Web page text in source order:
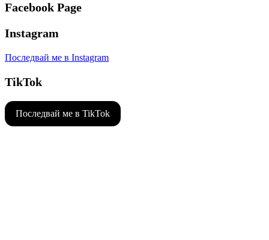
Facebook Page
Instagram
Последвай ме в Instagram
TikTok
Последвай ме в TikTok